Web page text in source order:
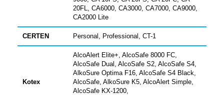
20FL, CA6000, CA3000, CA7000, CA9000,
CA2000 Lite
CERTEN Personal, Professional, CT-1
Kotex
AlcoAlert Elite+, AlcoSafe 8000 FC,
AlcoSafe Dual, AlcoSafe S2, AlcoSafe S4,
AlkoSure Optima F16, AlcoSafe S4 Black,
AlcoSafe, AlkoSure K5, AlcoAlert Simple,
AlcoSafe KX-1200,